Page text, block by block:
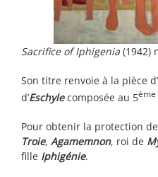
Sacrifice of Iphigenia (1942)
Son titre renvoie à la pièce d’
d’Eschylecomposée au 5ème
Pour obtenir la protection
Troie, Agamemnon, roi de
fille Iphigénie.